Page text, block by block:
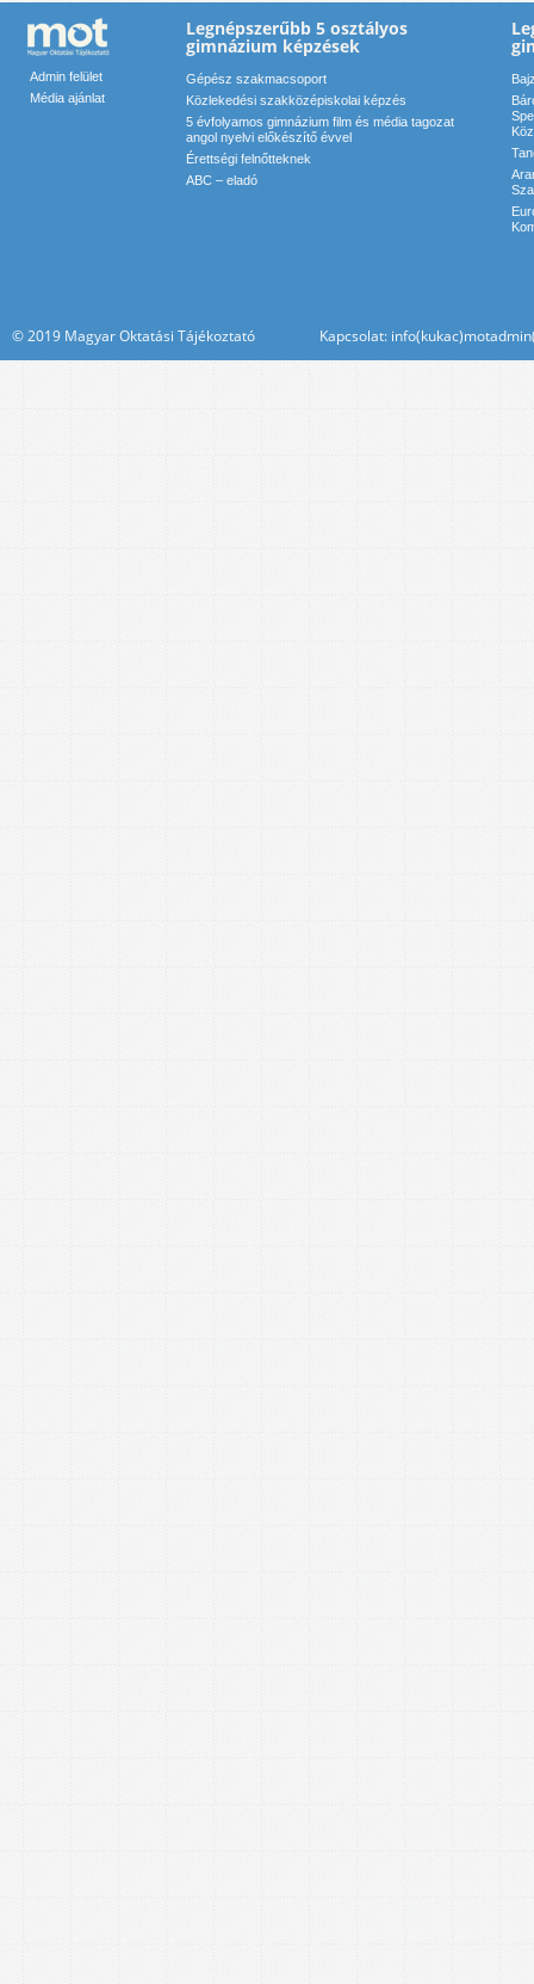
Admin felület
Média ajánlat
Legnépszerűbb 5 osztályos
gimnázium képzések
Gépész szakmacsoport
Közlekedési szakközépiskolai képzés
5 évfolyamos gimnázium film és média tagozat
angol nyelvi előkészítő évvel
Érettségi felnőtteknek
ABC – eladó
© 2019 Magyar Oktatási Tájékoztató Kapcsolat: